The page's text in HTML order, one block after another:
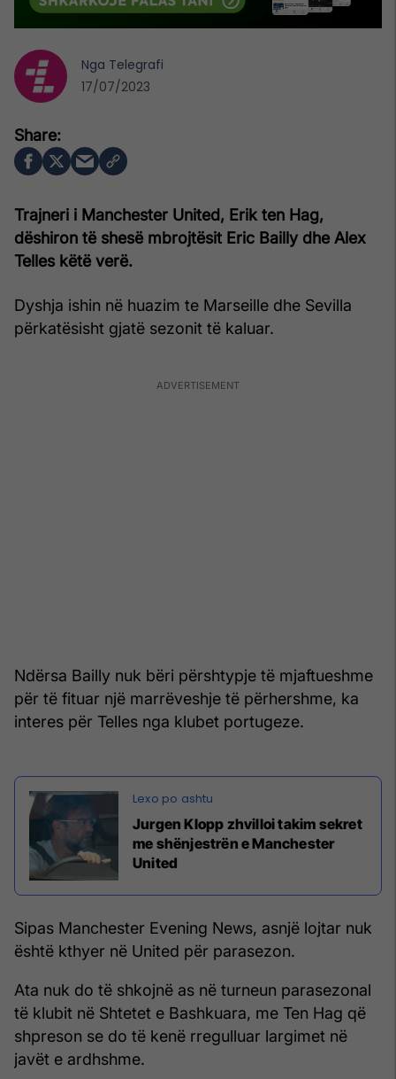
Trajneri i Manchester United, Erik ten Hag,
dëshiron të shesë mbrojtësit Eric Bailly dhe Alex
Telles këtë verë.
Dyshja ishin në huazim te Marseille dhe Sevilla
përkatësisht gjatë sezonit të kaluar.
Ndërsa Bailly nuk bëri përshtypje të mjaftueshme
për të fituar një marrëveshje të përhershme, ka
interes për Telles nga klubet portugeze.
Jurgen Klopp zhvilloi takim sekret
me shënjestrën e Manchester
United
Sipas Manchester Evening News, asnjë lojtar nuk
është kthyer në United për parasezon.
Ata nuk do të shkojnë as në turneun parasezonal
të klubit në Shtetet e Bashkuara, me Ten Hag që
shpreson se do të kenë rregulluar largimet në
javët e ardhshme.
Nga Telegrafi
17/07/2023